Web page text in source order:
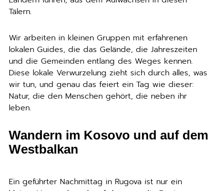
Tälern.
Wir arbeiten in kleinen Gruppen mit erfahrenen
lokalen Guides, die das Gelände, die Jahreszeiten
und die Gemeinden entlang des Weges kennen.
Diese lokale Verwurzelung zieht sich durch alles, was
wir tun, und genau das feiert ein Tag wie dieser:
Natur, die den Menschen gehört, die neben ihr
leben.
Wandern im Kosovo und auf dem
Westbalkan
Ein geführter Nachmittag in Rugova ist nur ein